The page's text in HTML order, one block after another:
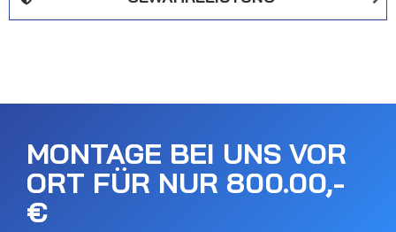
MONTAGE BEI UNS VOR
ORT FÜR NUR 800.00,-
€